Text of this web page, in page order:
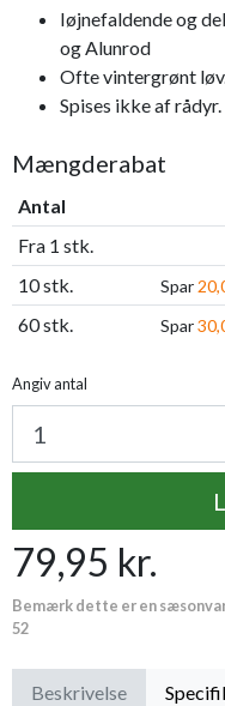
Iøjnefaldende og
og Alunrod
Ofte vintergrønt
Spises ikke af rådyr.
Mængderabat
Antal
Fra 1 stk.
10 stk.
Spar
60 stk.
Spar
Angiv antal
79,95 kr.
Bemærk dette er en
52
Beskrivelse